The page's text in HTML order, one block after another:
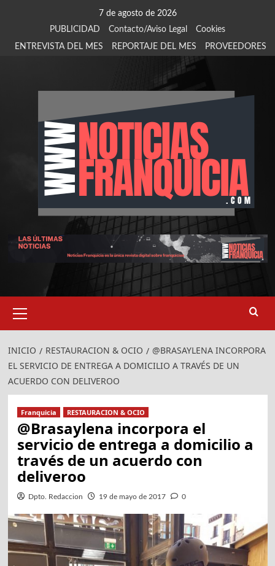
7 de agosto de 2026
PUBLICIDAD
Contacto/Aviso Legal
Cookies
ENTREVISTA DEL MES
REPORTAJE DEL MES PROVEEDORES
primario
INICIO RESTAURACION & OCIO
@BRASAYLENA INCORPORA
EL SERVICIO DE ENTREGA A DOMICILIO A TRAVÉS DE UN
ACUERDO CON DELIVEROO
Franquicia RESTAURACION & OCIO
@Brasaylena incorpora el
servicio de entrega a domicilio a
través de un acuerdo con
deliveroo
Dpto. Redaccion 19 de mayo de 2017 0